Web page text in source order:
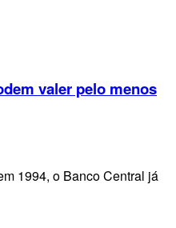
valer pelo menos
1994, o Banco Central já